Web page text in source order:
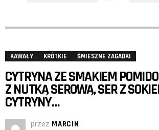
KAWAŁY KRÓTKIE ŚMIESZNE ZAGADKI
CYTRYNA ZE SMAKIEM
Z NUTKĄ SEROWĄ, SER Z
CYTRYNY…
przez MARCIN